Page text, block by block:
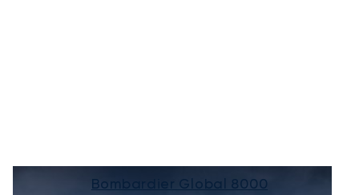
Bombardier Global 8000